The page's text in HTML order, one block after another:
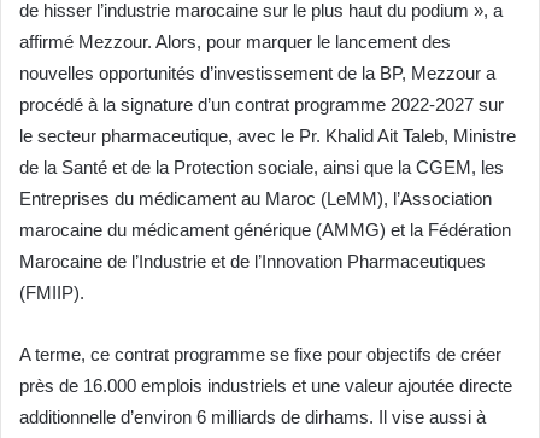
de hisser l’industrie marocaine sur le plus haut du podium », a
affirmé Mezzour. Alors, pour marquer le lancement des
nouvelles opportunités d’investissement de la BP, Mezzour a
procédé à la signature d’un contrat programme 2022-2027 sur
le secteur pharmaceutique, avec le Pr. Khalid Ait Taleb, Ministre
de la Santé et de la Protection sociale, ainsi que la CGEM, les
Entreprises du médicament au Maroc (LeMM), l’Association
marocaine du médicament générique (AMMG) et la Fédération
Marocaine de l’Industrie et de l’Innovation Pharmaceutiques
(FMIIP).
A terme, ce contrat programme se fixe pour objectifs de créer
près de 16.000 emplois industriels et une valeur ajoutée directe
additionnelle d’environ 6 milliards de dirhams. Il vise aussi à